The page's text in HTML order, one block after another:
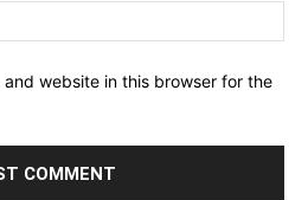
and website in this browser for the